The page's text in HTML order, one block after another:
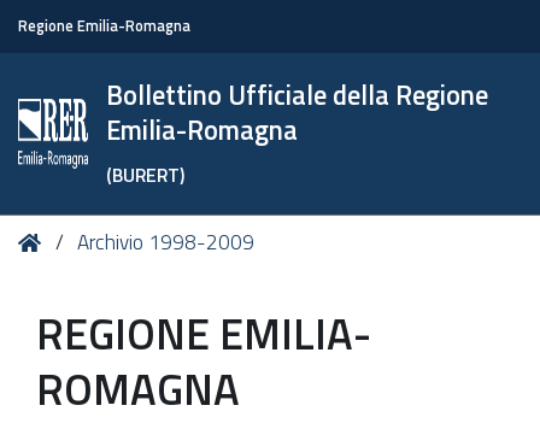
Regione Emilia-Romagna
Bollettino Ufficiale della Regione
Emilia-Romagna
(BURERT)
Tu HomeArchivio 1998-2009
REGIONE EMILIA-
ROMAGNA